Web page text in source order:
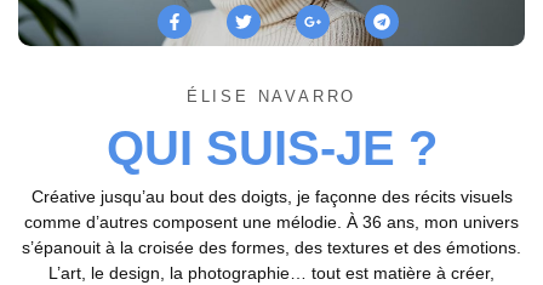
ÉLISE NAVARRO
QUI SUIS-JE ?
Créative jusqu’au bout des doigts, je façonne des récits visuels
comme d’autres composent une mélodie. À 36 ans, mon univers
s’épanouit à la croisée des formes, des textures et des émotions.
L’art, le design, la photographie… tout est matière à créer,